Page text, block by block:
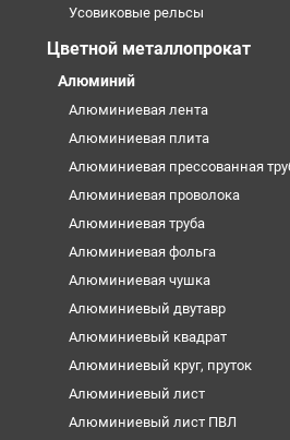
Усовиковые рельсы
Цветной металлопрокат
Алюминий
Алюминиевая лента
Алюминиевая плита
Алюминиевая прессованная
Алюминиевая проволока
Алюминиевая труба
Алюминиевая фольга
Алюминиевая чушка
Алюминиевый двутавр
Алюминиевый квадрат
Алюминиевый круг, пруток
Алюминиевый лист
Алюминиевый лист ПВЛ